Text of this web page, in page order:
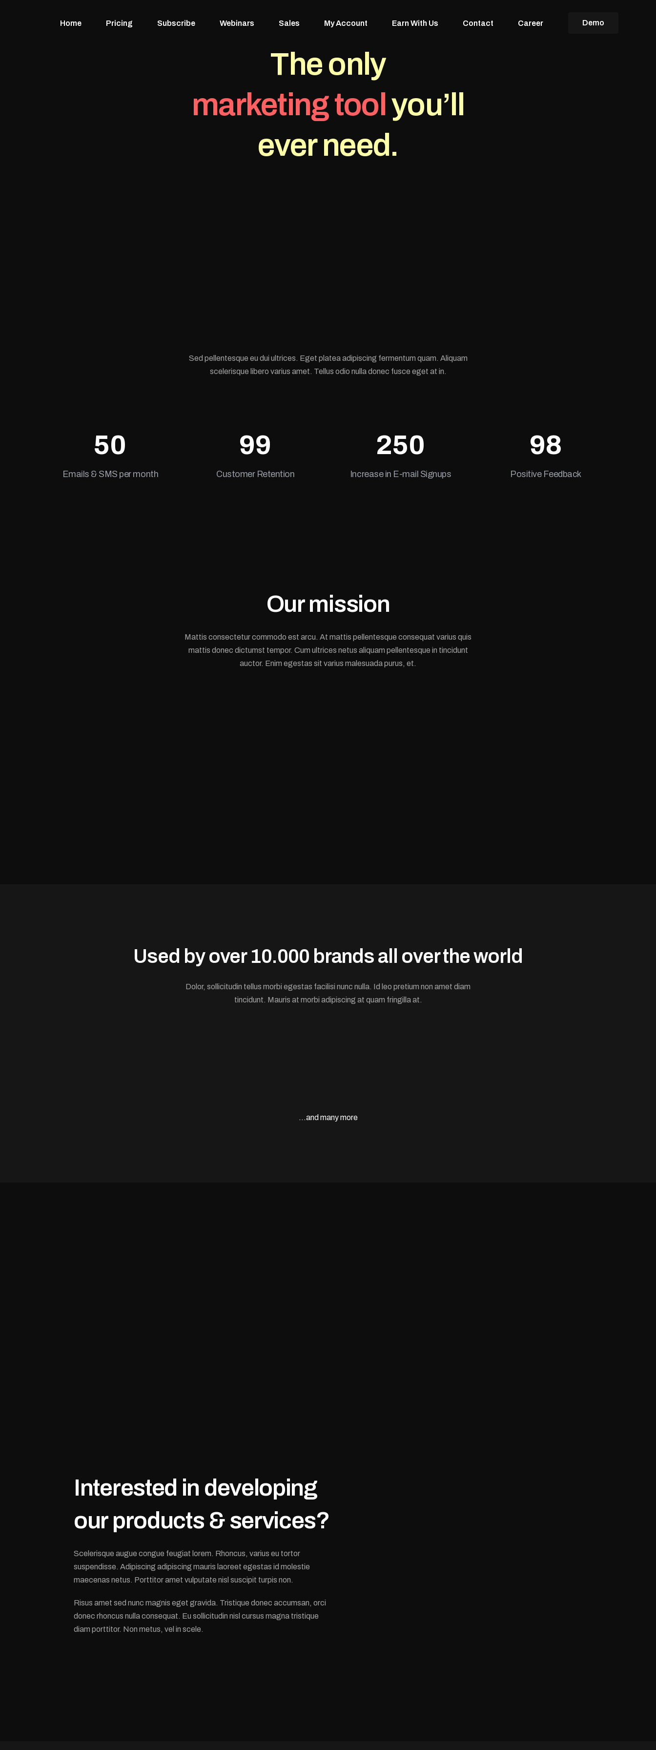
Home Pricing Subscribe Webinars Sales My Account Earn With Us Contact Career Demo
The only
marketing tool you’ll
ever need.
Sed pellentesque eu dui ultrices. Eget platea adipiscing fermentum quam. Aliquam
scelerisque libero varius amet. Tellus odio nulla donec fusce eget at in.
50
Emails & SMS per month
99
Customer Retention
250
Increase in E-mail Signups
98
Positive Feedback
Our mission
Mattis consectetur commodo est arcu. At mattis pellentesque consequat varius quis
mattis donec dictumst tempor. Cum ultrices netus aliquam pellentesque in tincidunt
auctor. Enim egestas sit varius malesuada purus, et.
Used by over 10.000 brands all over the world
Dolor, sollicitudin tellus morbi egestas facilisi nunc nulla. Id leo pretium non amet diam
tincidunt. Mauris at morbi adipiscing at quam fringilla at.
…and many more
Interested in developing
our products & services?
Scelerisque augue congue feugiat lorem. Rhoncus, varius eu tortor
suspendisse. Adipiscing adipiscing mauris laoreet egestas id molestie
maecenas netus. Porttitor amet vulputate nisl suscipit turpis non.
Risus amet sed nunc magnis eget gravida. Tristique donec accumsan, orci
donec rhoncus nulla consequat. Eu sollicitudin nisl cursus magna tristique
diam porttitor. Non metus, vel in scele.